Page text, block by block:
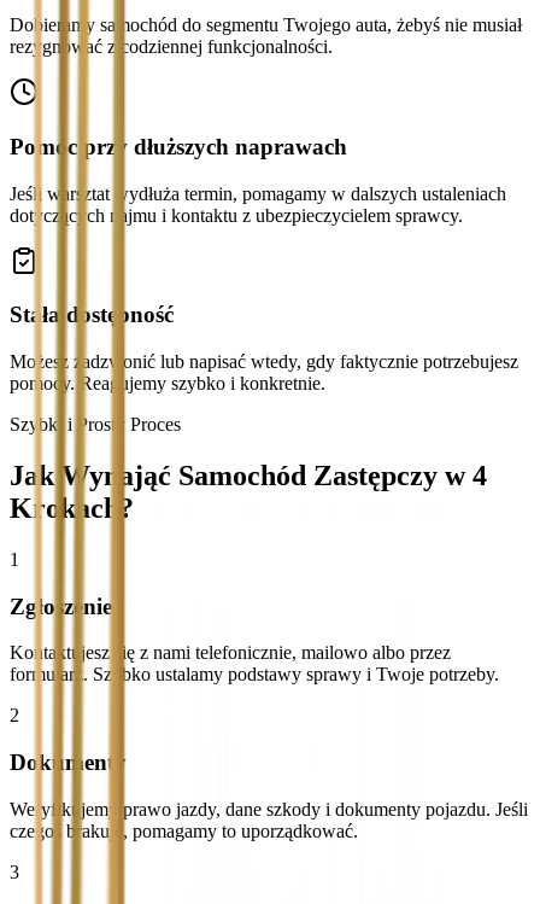
Dobieramy samochód do segmentu Twojego auta, żebyś nie musiał
rezygnować z codziennej funkcjonalności.
Pomoc przy dłuższych naprawach
Jeśli warsztat wydłuża termin, pomagamy w dalszych ustaleniach
dotyczących najmu i kontaktu z ubezpieczycielem sprawcy.
Stała dostępność
Możesz zadzwonić lub napisać wtedy, gdy faktycznie potrzebujesz
pomocy. Reagujemy szybko i konkretnie.
Szybki i Prosty Proces
Jak Wynająć Samochód Zastępczy w 4
Krokach?
1
Zgłoszenie
Kontaktujesz się z nami telefonicznie, mailowo albo przez
formularz. Szybko ustalamy podstawy sprawy i Twoje potrzeby.
2
Dokumenty
Weryfikujemy prawo jazdy, dane szkody i dokumenty pojazdu. Jeśli
czegoś brakuje, pomagamy to uporządkować.
3